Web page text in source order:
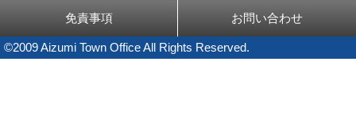
免責事項 お問い合わせ
©2009 Aizumi Town Office All Rights Reserved.